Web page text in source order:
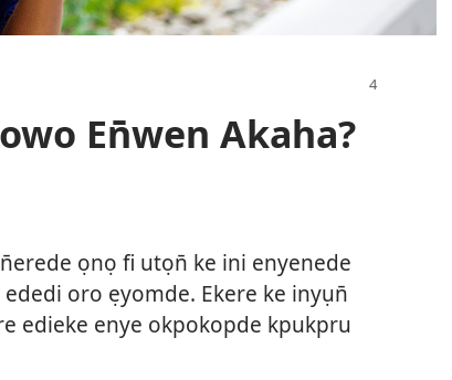
En̄wen Akaha?
ọnọ fi utọn̄ ke ini enyenede
oro ẹyomde. Ekere ke inyụn̄
edieke enye okpokopde kpukpru